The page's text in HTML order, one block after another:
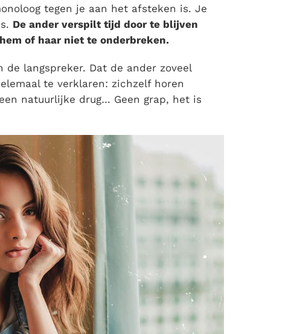
tegen je aan het afsteken is. Je
De ander verspilt tijd door te blijven
of haar niet te onderbreken.
langspreker. Dat de ander zoveel
te verklaren: zichzelf horen
natuurlijke drug… Geen grap, het is